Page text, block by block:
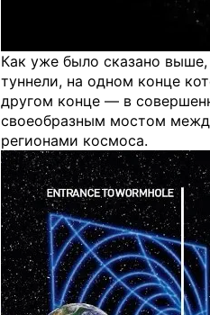
Как уже было сказано
туннели, на одном конце
другом конце — в
своеобразным мостом
регионами космоса.